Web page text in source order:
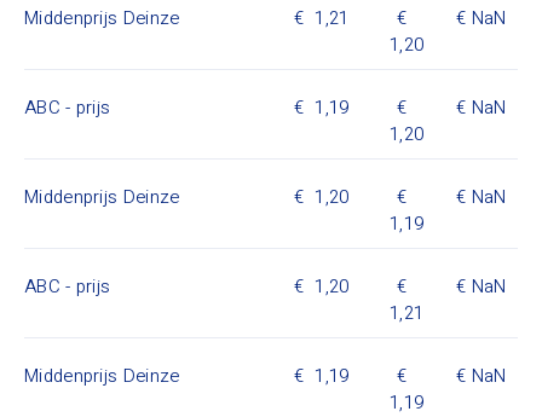
Middenprijs Deinze
1,21
1,20
NaN
ABC - prijs
1,19
1,20
NaN
Middenprijs Deinze
1,20
1,19
NaN
ABC - prijs
1,20
1,21
NaN
Middenprijs Deinze
1,19
1,19
NaN